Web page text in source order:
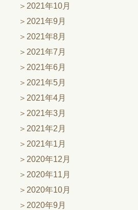
2021年10月
2021年9月
2021年8月
2021年7月
2021年6月
2021年5月
2021年4月
2021年3月
2021年2月
2021年1月
2020年12月
2020年11月
2020年10月
2020年9月